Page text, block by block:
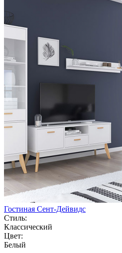
Гостиная Сент-Дейвидс
Стиль:
Классический
Цвет:
Белый